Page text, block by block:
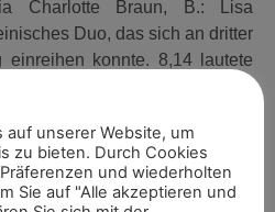
Charlotte Braun, B.: Lisa
Duo, das sich an dritter
konnte. 8,14 lautete
schob sich Mats Buck
Hengstes Bon Coeur U v.
Nancho Nova (Z. u. B.: Janna
zweiten Platz (8,2).
unserer Website, um
zu bieten. Durch Cookies
und wiederholten
Sie auf "Alle akzeptieren und